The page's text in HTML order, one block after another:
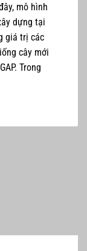
mô hình
dựng tại
giá trị các
cây mới
Trong